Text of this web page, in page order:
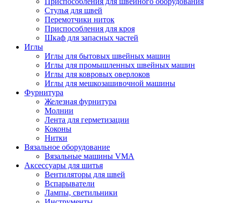
Стулья для швей
Перемотчики ниток
Приспособления для кроя
Шкаф для запасных частей
Иглы
Иглы для бытовых швейных машин
Иглы для промышленных швейных машин
Иглы для ковровых оверлоков
Иглы для мешкозашивочной машины
Фурнитура
Железная фурнитура
Молнии
Лента для герметизации
Коконы
Нитки
Вязальное оборудование
Вязальные машины VMA
Аксессуары для шитья
Вентиляторы для швей
Вспарыватели
Лампы, светильники